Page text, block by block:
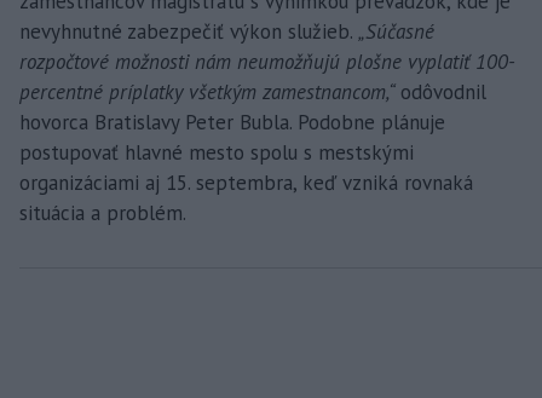
nevyhnutné zabezpečiť výkon služieb. „Súčasné
rozpočtové možnosti nám neumožňujú plošne vyplatiť 100-
percentné príplatky všetkým zamestnancom,“ odôvodnil
hovorca Bratislavy Peter Bubla. Podobne plánuje
postupovať hlavné mesto spolu s mestskými
organizáciami aj 15. septembra, keď vzniká rovnaká
situácia a problém.